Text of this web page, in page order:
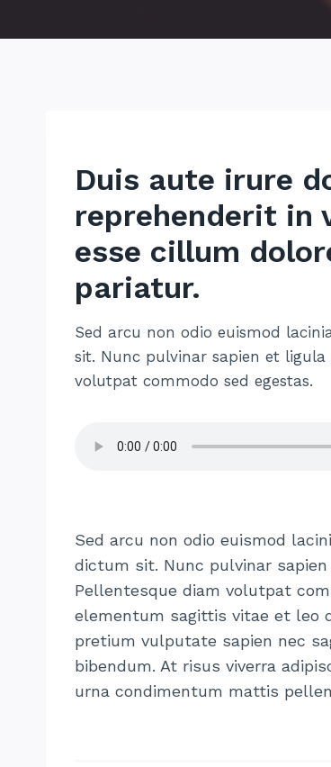
Duis aute irure
reprehenderit in
esse cillum
pariatur.
Sed arcu non odio euismod
sit. Nunc pulvinar sapien et
volutpat commodo sed egestas.
Sed arcu non odio euismod
dictum sit. Nunc pulvinar
Pellentesque diam volutpat
elementum sagittis vitae et leo
pretium vulputate sapien nec
bibendum. At risus viverra
urna condimentum mattis